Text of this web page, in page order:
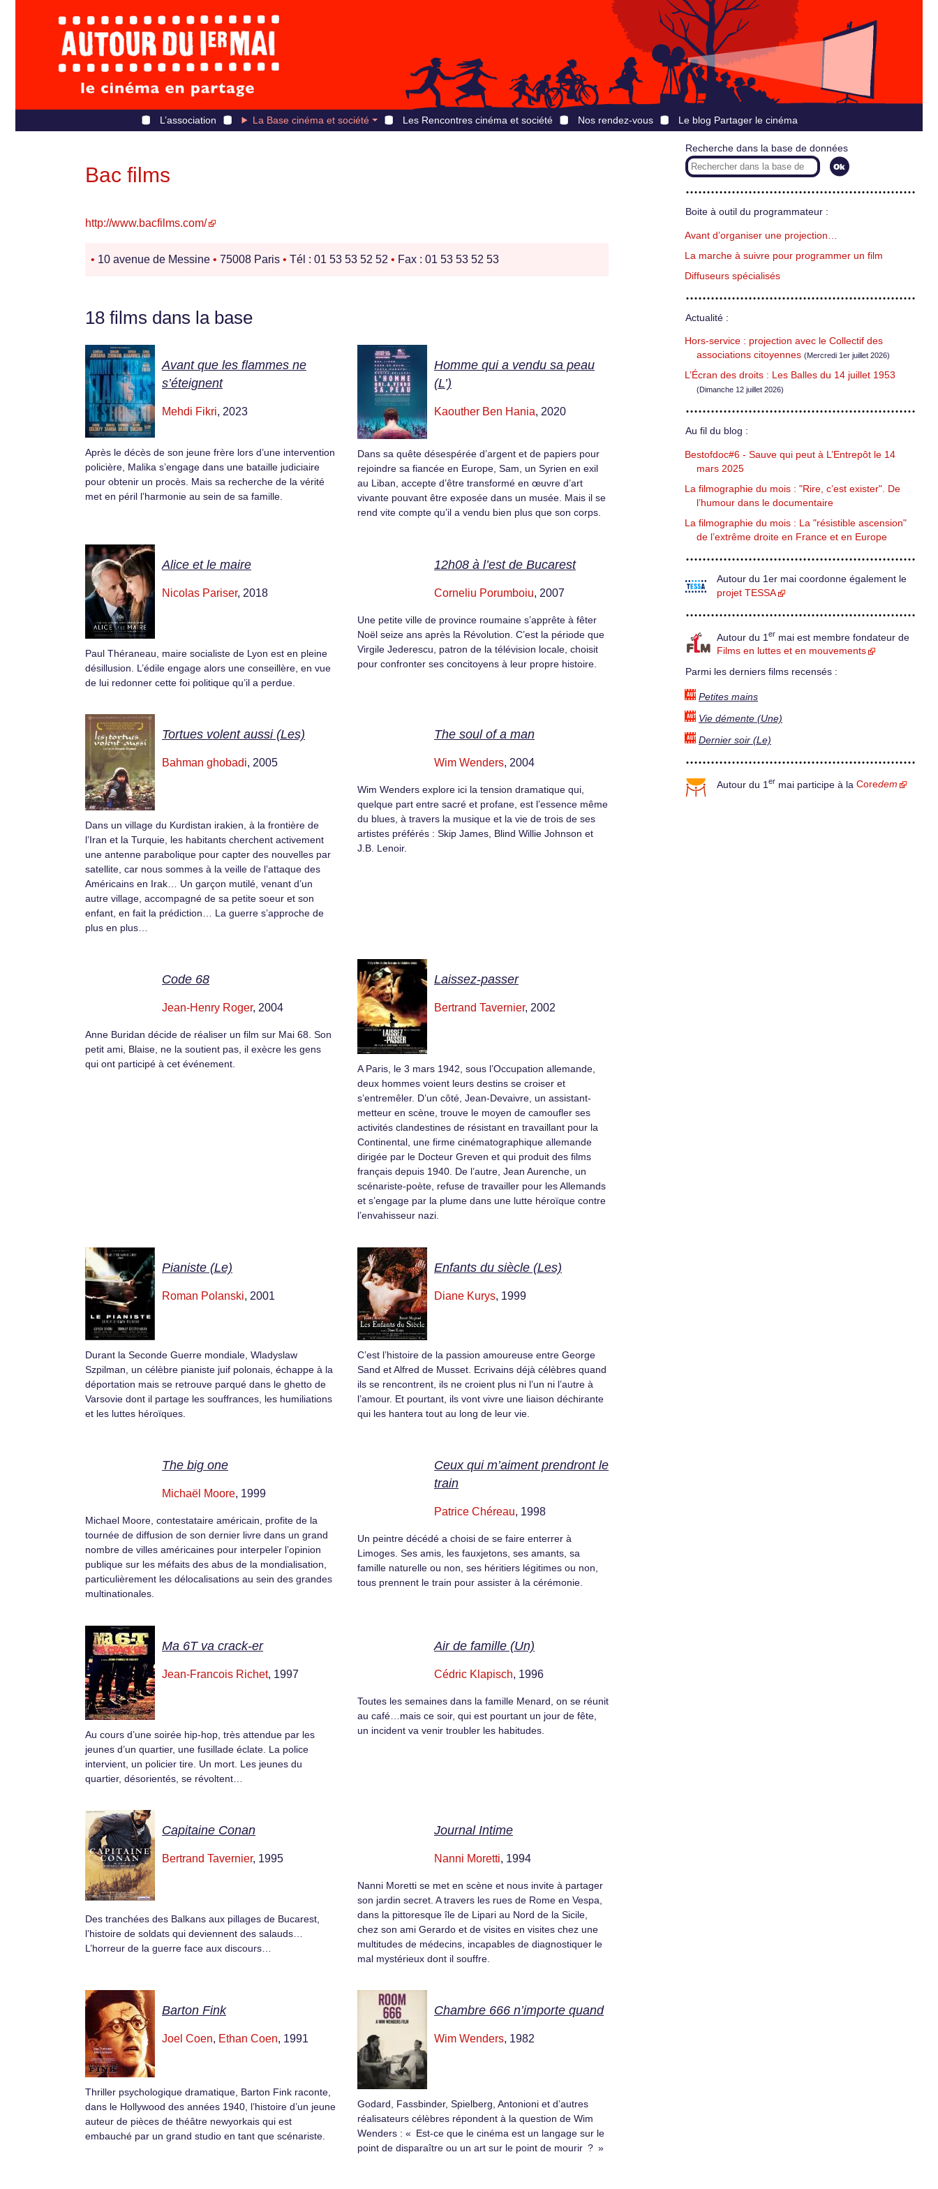
L’association La Base cinéma et société Les Rencontres cinéma et société Nos rendez-vous Le blog Partager le cinéma
Bac films
http://www.bacfilms.com/
• 10 avenue de Messine • 75008 Paris • Tél : 01 53 53 52 52 • Fax : 01 53 53 52 53
18 films dans la base
Avant que les flammes ne
s’éteignent
Mehdi Fikri, 2023
Après le décès de son jeune frère lors d’une intervention
policière, Malika s’engage dans une bataille judiciaire
pour obtenir un procès. Mais sa recherche de la vérité
met en péril l’harmonie au sein de sa famille.
Homme qui a vendu sa peau
(L’)
Kaouther Ben Hania, 2020
Dans sa quête désespérée d’argent et de papiers pour
rejoindre sa fiancée en Europe, Sam, un Syrien en exil
au Liban, accepte d’être transformé en œuvre d’art
vivante pouvant être exposée dans un musée. Mais il se
rend vite compte qu’il a vendu bien plus que son corps.
Alice et le maire
Nicolas Pariser, 2018
Paul Théraneau, maire socialiste de Lyon est en pleine
désillusion. L’édile engage alors une conseillère, en vue
de lui redonner cette foi politique qu’il a perdue.
12h08 à l’est de Bucarest
Corneliu Porumboiu, 2007
Une petite ville de province roumaine s’apprête à fêter
Noël seize ans après la Révolution. C’est la période que
Virgile Jederescu, patron de la télévision locale, choisit
pour confronter ses concitoyens à leur propre histoire.
Tortues volent aussi (Les)
Bahman ghobadi, 2005
Dans un village du Kurdistan irakien, à la frontière de
l’Iran et la Turquie, les habitants cherchent activement
une antenne parabolique pour capter des nouvelles par
satellite, car nous sommes à la veille de l’attaque des
Américains en Irak… Un garçon mutilé, venant d’un
autre village, accompagné de sa petite soeur et son
enfant, en fait la prédiction… La guerre s’approche de
plus en plus…
The soul of a man
Wim Wenders, 2004
Wim Wenders explore ici la tension dramatique qui,
quelque part entre sacré et profane, est l’essence même
du blues, à travers la musique et la vie de trois de ses
artistes préférés : Skip James, Blind Willie Johnson et
J.B. Lenoir.
Code 68
Jean-Henry Roger, 2004
Anne Buridan décide de réaliser un film sur Mai 68. Son
petit ami, Blaise, ne la soutient pas, il exècre les gens
qui ont participé à cet événement.
Laissez-passer
Bertrand Tavernier, 2002
A Paris, le 3 mars 1942, sous l’Occupation allemande,
deux hommes voient leurs destins se croiser et
s’entremêler. D’un côté, Jean-Devaivre, un assistant-
metteur en scène, trouve le moyen de camoufler ses
activités clandestines de résistant en travaillant pour la
Continental, une firme cinématographique allemande
dirigée par le Docteur Greven et qui produit des films
français depuis 1940. De l’autre, Jean Aurenche, un
scénariste-poète, refuse de travailler pour les Allemands
et s’engage par la plume dans une lutte héroïque contre
l’envahisseur nazi.
Pianiste (Le)
Roman Polanski, 2001
Durant la Seconde Guerre mondiale, Wladyslaw
Szpilman, un célèbre pianiste juif polonais, échappe à la
déportation mais se retrouve parqué dans le ghetto de
Varsovie dont il partage les souffrances, les humiliations
et les luttes héroïques.
Enfants du siècle (Les)
Diane Kurys, 1999
C’est l’histoire de la passion amoureuse entre George
Sand et Alfred de Musset. Ecrivains déjà célèbres quand
ils se rencontrent, ils ne croient plus ni l’un ni l’autre à
l’amour. Et pourtant, ils vont vivre une liaison déchirante
qui les hantera tout au long de leur vie.
The big one
Michaël Moore, 1999
Michael Moore, contestataire américain, profite de la
tournée de diffusion de son dernier livre dans un grand
nombre de villes américaines pour interpeler l’opinion
publique sur les méfaits des abus de la mondialisation,
particulièrement les délocalisations au sein des grandes
multinationales.
Ceux qui m’aiment prendront le
train
Patrice Chéreau, 1998
Un peintre décédé a choisi de se faire enterrer à
Limoges. Ses amis, les fauxjetons, ses amants, sa
famille naturelle ou non, ses héritiers légitimes ou non,
tous prennent le train pour assister à la cérémonie.
Ma 6T va crack-er
Jean-Francois Richet, 1997
Au cours d’une soirée hip-hop, très attendue par les
jeunes d’un quartier, une fusillade éclate. La police
intervient, un policier tire. Un mort. Les jeunes du
quartier, désorientés, se révoltent…
Air de famille (Un)
Cédric Klapisch, 1996
Toutes les semaines dans la famille Menard, on se réunit
au café…mais ce soir, qui est pourtant un jour de fête,
un incident va venir troubler les habitudes.
Capitaine Conan
Bertrand Tavernier, 1995
Des tranchées des Balkans aux pillages de Bucarest,
l’histoire de soldats qui deviennent des salauds…
L’horreur de la guerre face aux discours…
Journal Intime
Nanni Moretti, 1994
Nanni Moretti se met en scène et nous invite à partager
son jardin secret. A travers les rues de Rome en Vespa,
dans la pittoresque île de Lipari au Nord de la Sicile,
chez son ami Gerardo et de visites en visites chez une
multitudes de médecins, incapables de diagnostiquer le
mal mystérieux dont il souffre.
Barton Fink
Joel Coen, Ethan Coen, 1991
Thriller psychologique dramatique, Barton Fink raconte,
dans le Hollywood des années 1940, l’histoire d’un jeune
auteur de pièces de théâtre newyorkais qui est
embauché par un grand studio en tant que scénariste.
Chambre 666 n’importe quand
Wim Wenders, 1982
Godard, Fassbinder, Spielberg, Antonioni et d’autres
réalisateurs célèbres répondent à la question de Wim
Wenders : « Est-ce que le cinéma est un langage sur le
point de disparaître ou un art sur le point de mourir ? »
Recherche dans la base de données
Boite à outil du programmateur :
Avant d’organiser une projection…
La marche à suivre pour programmer un film
Diffuseurs spécialisés
Actualité :
Hors-service : projection avec le Collectif des
associations citoyennes (Mercredi 1er juillet 2026)
L’Écran des droits : Les Balles du 14 juillet 1953
(Dimanche 12 juillet 2026)
Au fil du blog :
Bestofdoc#6 - Sauve qui peut à L’Entrepôt le 14
mars 2025
La filmographie du mois : "Rire, c’est exister". De
l’humour dans le documentaire
La filmographie du mois : La "résistible ascension"
de l’extrême droite en France et en Europe
Autour du 1er mai coordonne également le
projet TESSA
Autour du 1 er mai est membre fondateur de
Films en luttes et en mouvements
Parmi les derniers films recensés :
Petites mains
Vie démente (Une)
Dernier soir (Le)
Autour du 1 er mai participe à la Coredem